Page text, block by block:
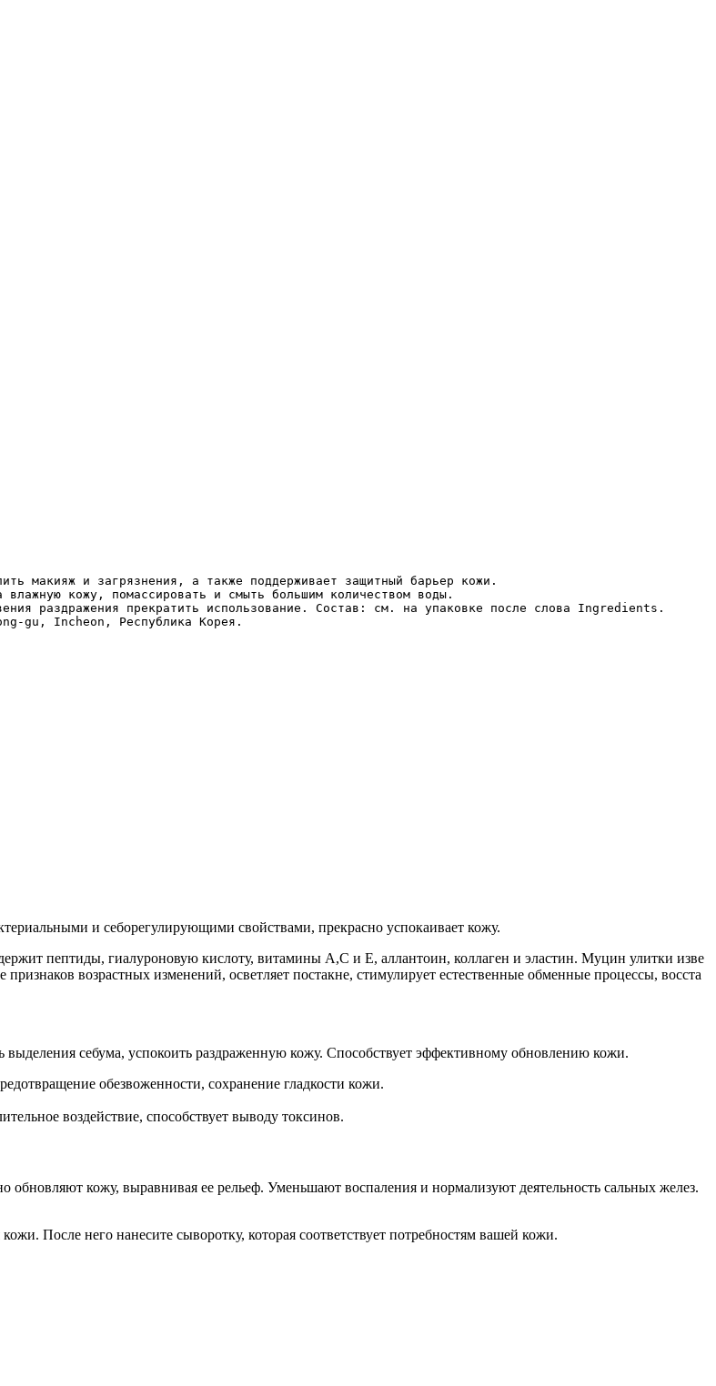
макияж и загрязнения, а также поддерживает защитный барьер кожи.
кожу, помассировать и смыть большим количеством воды.
раздражения прекратить использование. Состав: см. на упаковке после слова Ingredients.
и себорегулирующими свойствами, прекрасно успокаивает кожу.
пептиды, гиалуроновую кислоту, витамины А,С и Е, аллантоин, коллаген и эластин. Муцин улитки изве
возрастных изменений, осветляет постакне, стимулирует естественные обменные процессы, восста
выделения себума, успокоить раздраженную кожу. Способствует эффективному обновлению кожи.
обезвоженности, сохранение гладкости кожи.
воздействие, способствует выводу токсинов.
обновляют кожу, выравнивая ее рельеф. Уменьшают воспаления и нормализуют деятельность сальных желез.
После него нанесите сыворотку, которая соответствует потребностям вашей кожи.